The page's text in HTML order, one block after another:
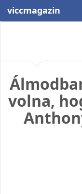
viccmagazin
volna,